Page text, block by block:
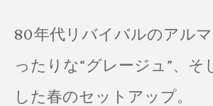
80年代リバイバルのアル
ったりな“グレージュ”、
した春のセットアップ。